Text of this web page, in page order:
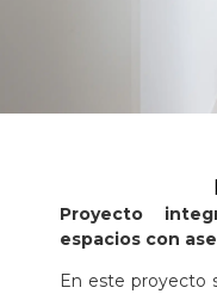
Proyecto
espacios con
En este proyecto